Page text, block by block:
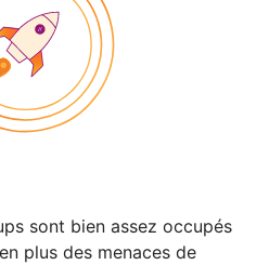
sont bien assez occupés
plus des menaces de